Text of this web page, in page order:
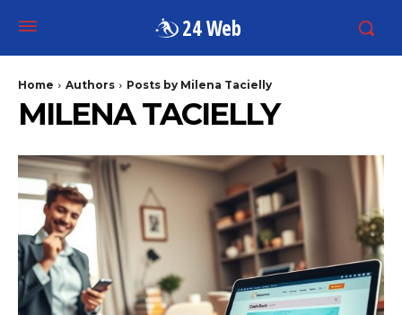
24 Web
Home Authors Posts by Milena Tacielly
MILENA TACIELLY